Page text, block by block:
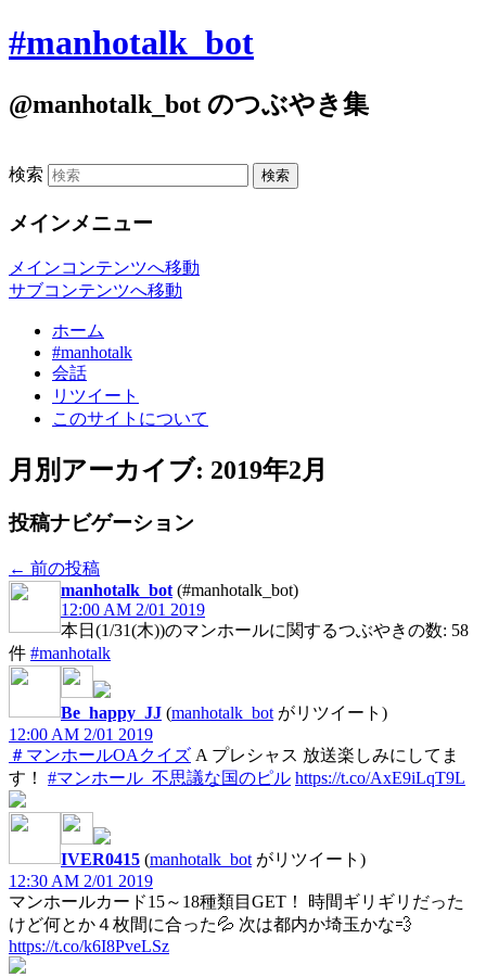
#manhotalk_bot
@manhotalk_bot のつぶやき集
検索
メインメニュー
メインコンテンツへ移動
サブコンテンツへ移動
ホーム
#manhotalk
会話
リツイート
このサイトについて
月別アーカイブ: 2019年2月
投稿ナビゲーション
← 前の投稿
manhotalk_bot (#manhotalk_bot)
12:00 AM 2/01 2019
本日(1/31(木))のマンホールに関するつぶやきの数: 58
件 #manhotalk
Be_happy_JJ (manhotalk_bot がリツイート)
12:00 AM 2/01 2019
＃マンホールOAクイズ A プレシャス 放送楽しみにしてま
す！ #マンホール_不思議な国のピル https://t.co/AxE9iLqT9L
IVER0415 (manhotalk_bot がリツイート)
12:30 AM 2/01 2019
マンホールカード15～18種類目GET！ 時間ギリギリだった
けど何とか４枚間に合った💦 次は都内か埼玉かな💨
https://t.co/k6I8PveLSz